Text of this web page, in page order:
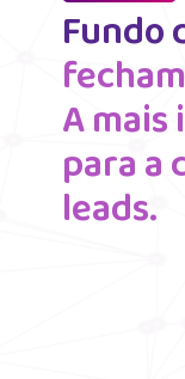
Fundo
A
para a
leads.